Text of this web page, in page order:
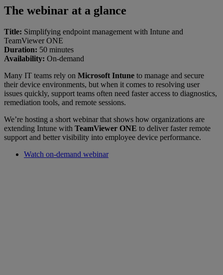
The webinar at a glance
Title: Simplifying endpoint management with Intune and
TeamViewer ONE
Duration: 50 minutes
Availability: On-demand
Many IT teams rely on Microsoft Intune to manage and secure
their device environments, but when it comes to resolving user
issues quickly, support teams often need faster access to diagnostics,
remediation tools, and remote sessions.
We’re hosting a short webinar that shows how organizations are
extending Intune with TeamViewer ONE to deliver faster remote
support and better visibility into employee device performance.
Watch on-demand webinar